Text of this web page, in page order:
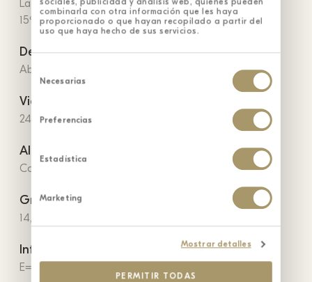
combinarla con otra información que les haya
proporcionado o que hayan recopilado a partir del
uso que haya hecho de sus servicios.
Selección
de
consentimiento
Necesarias
Preferencias
Estadística
Marketing
Mostrar detalles
PERMITIR TODAS
La temperatura de conservación no debe superar los
15ºC
Denominación de Origen
Abadía Retuerta Denominación de Origen Protegida
Vida
24 meses en barricas de roble francés
Alérgenos
Contiene sulfitos
Grado alcohólico
14,5% vol.
Información nutricional
E= 95 kcal - 394 kJ